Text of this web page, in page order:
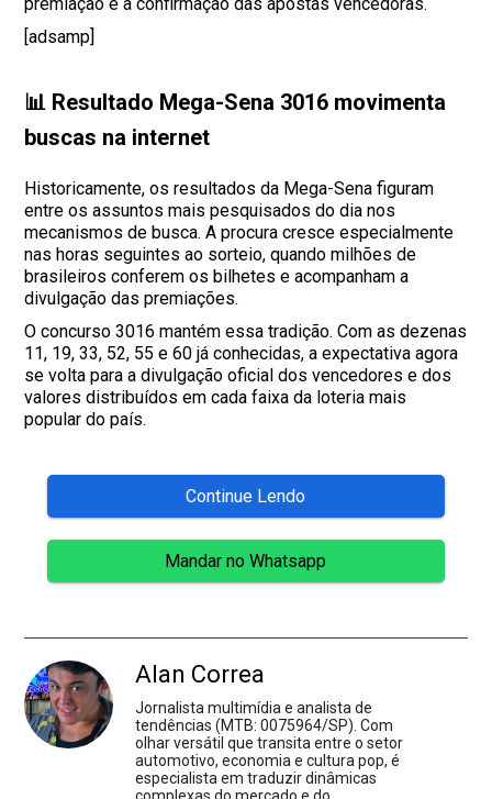
[adsamp]
📊 Resultado Mega-Sena 3016 movimenta
buscas na internet
Historicamente, os resultados da Mega-Sena figuram
entre os assuntos mais pesquisados do dia nos
mecanismos de busca. A procura cresce especialmente
nas horas seguintes ao sorteio, quando milhões de
brasileiros conferem os bilhetes e acompanham a
divulgação das premiações.
O concurso 3016 mantém essa tradição. Com as dezenas
11, 19, 33, 52, 55 e 60 já conhecidas, a expectativa agora
se volta para a divulgação oficial dos vencedores e dos
valores distribuídos em cada faixa da loteria mais
popular do país.
Continue Lendo
Mandar no Whatsapp
Alan Correa
Jornalista multimídia e analista de
tendências (MTB: 0075964/SP). Com
olhar versátil que transita entre o setor
automotivo, economia e cultura pop, é
especialista em traduzir dinâmicas
complexas do mercado e do